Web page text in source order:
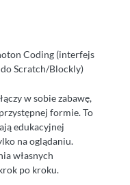
Coding (interfejs
Scratch/Blockly)
w sobie zabawę,
formie. To
edukacyjnej
na oglądaniu.
własnych
po kroku.